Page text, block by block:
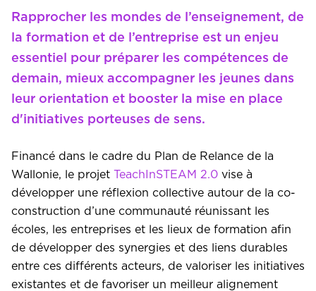
Rapprocher les mondes de l’enseignement, de
la formation et de l’entreprise est un enjeu
essentiel pour préparer les compétences de
demain, mieux accompagner les jeunes dans
leur orientation et booster la mise en place
d'initiatives porteuses de sens.
Financé dans le cadre du Plan de Relance de la
Wallonie, le projet TeachInSTEAM 2.0 vise à
développer une réflexion collective autour de la co-
construction d’une communauté réunissant les
écoles, les entreprises et les lieux de formation afin
de développer des synergies et des liens durables
entre ces différents acteurs, de valoriser les initiatives
existantes et de favoriser un meilleur alignement